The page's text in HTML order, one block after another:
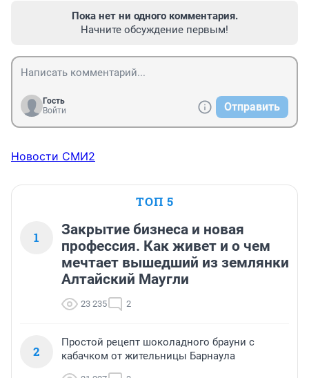
Пока нет ни одного комментария.
Начните обсуждение первым!
Гость
Войти
Отправить
Новости СМИ2
ТОП 5
1
Закрытие бизнеса и новая
профессия. Как живет и о чем
мечтает вышедший из землянки
Алтайский Маугли
23 235 2
2
Простой рецепт шоколадного брауни с
кабачком от жительницы Барнаула